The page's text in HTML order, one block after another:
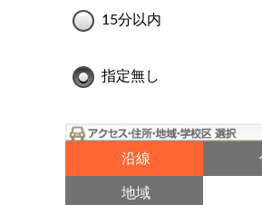
15分以内
指定無し
沿線
地域